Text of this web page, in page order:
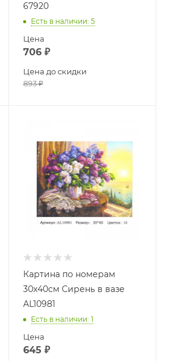
67920
Есть в наличии: 5
Цена
706₽
Цена до скидки
893₽
Картина по номерам
30х40см Сирень в вазе
AL10981
Есть в наличии: 1
Цена
645 ₽